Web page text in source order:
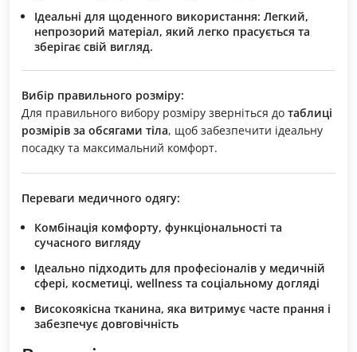
Ідеальні для щоденного використання: Легкий,
непрозорий матеріал, який легко прасується та
зберігає свій вигляд.
Вибір правильного розміру:
Для правильного вибору розміру зверніться до таблиці
розмірів за обсягами тіла, щоб забезпечити ідеальну
посадку та максимальний комфорт.
Переваги медичного одягу:
Комбінація комфорту, функціональності та
сучасного вигляду
Ідеально підходить для професіоналів у медичній
сфері, косметиці, wellness та соціальному догляді
Високоякісна тканина, яка витримує часте прання і
забезпечує довговічність